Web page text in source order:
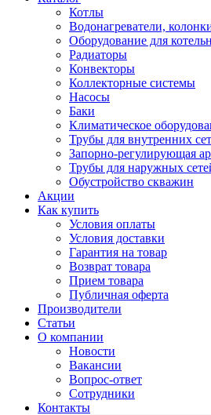
Котлы
Водонагреватели,
Оборудование для
Радиаторы
Конвекторы
Коллекторные системы
Насосы
Баки
Климатическое
Трубы для внутренних
Запорно-регулирующая
Трубы для наружных
Обустройство скважин
Акции
Как купить
Условия оплаты
Условия доставки
Гарантия на товар
Возврат товара
Прием товара
Публичная оферта
Производители
Статьи
О компании
Новости
Вакансии
Вопрос-ответ
Сотрудники
Контакты